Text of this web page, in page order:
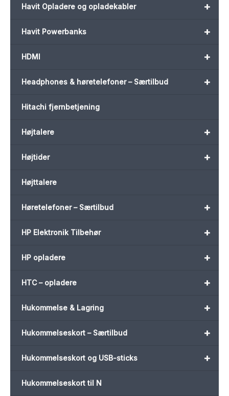
+
Havit Opladere og opladekabler
+
Havit Powerbanks
+
HDMI
+
Headphones & høretelefoner – Særtilbud
Hitachi fjernbetjening
+
Højtalere
+
Højtider
Højttalere
+
Høretelefoner – Særtilbud
+
HP Elektronik Tilbehør
+
HP opladere
+
HTC – opladere
+
Hukommelse & Lagring
+
Hukommelseskort – Særtilbud
+
Hukommelseskort og USB-sticks
Hukommelseskort til N